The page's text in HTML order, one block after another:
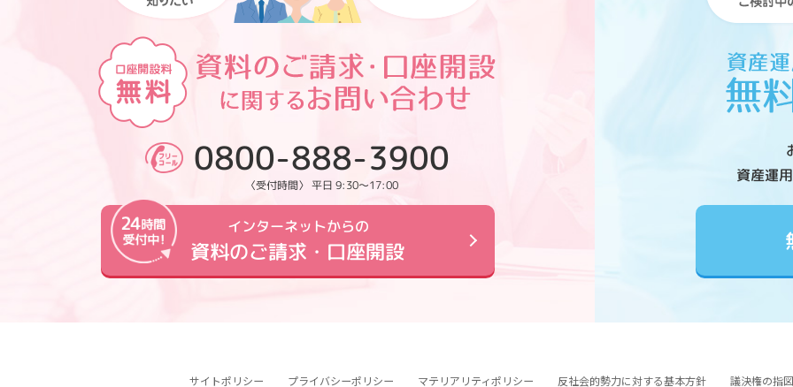
0800-888-3900
〈受付時間〉 平日 9:30～17:00
インターネットからの
資料のご請求・口座開設
資産運
サイトポリシー プライバシーポリシー マテリアリティポリシー 反社会的勢力に対する基本方針 議決権の指